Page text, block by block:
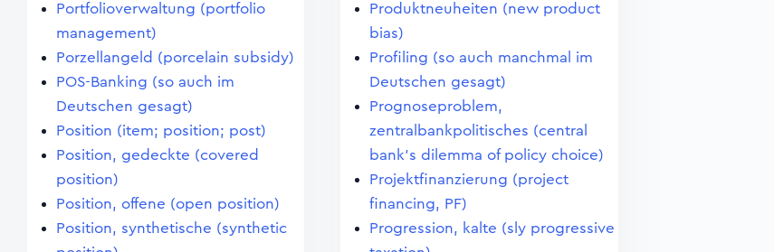
Portfolioverwaltung (portfolio
management)
Porzellangeld (porcelain subsidy)
POS-Banking (so auch im
Deutschen gesagt)
Position (item; position; post)
Position, gedeckte (covered
position)
Position, offene (open position)
Position, synthetische (synthetic
Produktneuheiten (new product
bias)
Profiling (so auch manchmal im
Deutschen gesagt)
Prognoseproblem,
zentralbankpolitisches (central
bank's dilemma of policy choice)
Projektfinanzierung (project
financing, PF)
Progression, kalte (sly progressive